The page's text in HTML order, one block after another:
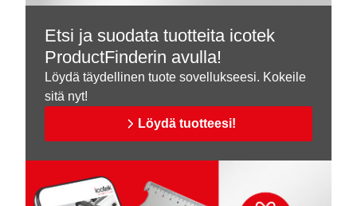
Etsi ja suodata tuotteita icotek
ProductFinderin avulla!
Löydä täydellinen tuote sovellukseesi. Kokeile
sitä nyt!
Löydä tuotteesi!